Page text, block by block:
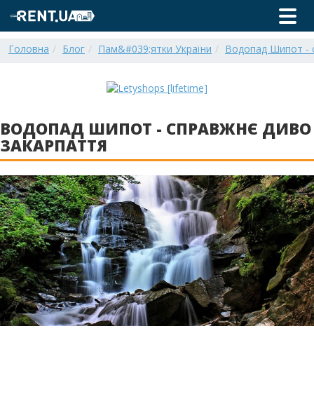
Головна Блог Пам&#039;ятки України Водопад Шипот -
ВОДОПАД ШИПОТ - СПРАВЖНЄ ДИВО
ЗАКАРПАТТЯ